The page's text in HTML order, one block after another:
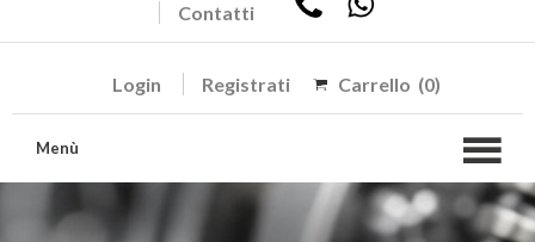
Contatti
Login Registrati Carrello (0)
Menù